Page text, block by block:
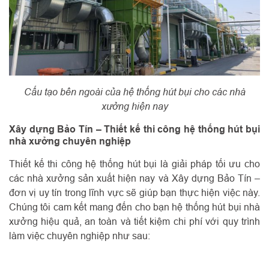
Cấu tạo bên ngoài của hệ thống hút bụi cho các nhà
xưởng hiện nay
Xây dựng Bảo Tín – Thiết kế thi công hệ thống hút bụi
nhà xưởng chuyên nghiệp
Thiết kế thi công hệ thống hút bụi là giải pháp tối ưu cho
các nhà xưởng sản xuất hiện nay và Xây dựng Bảo Tín –
đơn vị uy tín trong lĩnh vực sẽ giúp bạn thực hiện việc này.
Chúng tôi cam kết mang đến cho bạn hệ thống hút bụi nhà
xưởng hiệu quả, an toàn và tiết kiệm chi phí với quy trình
làm việc chuyên nghiệp như sau: